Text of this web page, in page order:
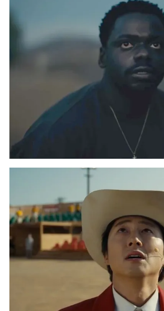
Nguyễn Thị Mỹ
Tổng đài VTV:024.38 355 931 - 024.38
Ðiện thoại Thời báo VTV:
024.66 897 897
Email:
Liên hệ quảng cáo:024-7300.7108
® Cấm sao chép dưới mọi hình thức
thuận bằng văn bản. Ghi rõ nguồn